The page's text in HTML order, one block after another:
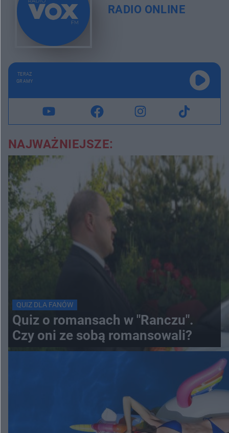
RADIO ONLINE
TERAZ
GRAMY
NAJWAŻNIEJSZE:
QUIZ DLA FANÓW
Quiz o romansach w "Ranczu".
Czy oni ze sobą romansowali?